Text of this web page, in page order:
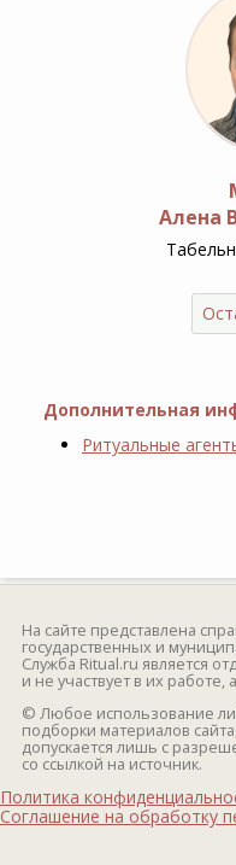
Алена
Дополнительная
Ритуальные
На сайте представлена
государственных и
Служба Ritual.ru является
и не участвует в их работе,
© Любое использование
подборки материалов
допускается лишь с
со ссылкой на источник.
Политика
Соглашение на обработку